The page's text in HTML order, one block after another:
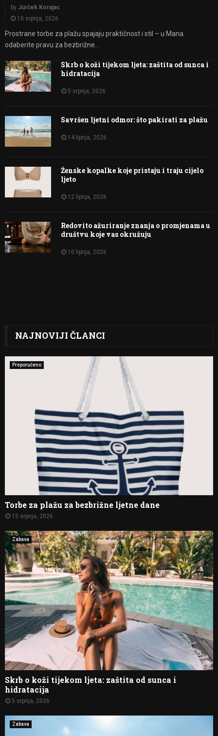
by Jurček Korajac
15 srpnja, 2026
Prostrane torbe za plažu spajaju praktičnost i stil – u Mana
odaberite pravu za bezbrižne...
Skrb o koži tijekom ljeta: zaštita od sunca i
hidratacija
5 srpnja, 2026
Savršen ljetni odmor: što pakirati za plažu
14 lipnja, 2026
Ženske kopalke koje pristaju i traju cijelo
ljeto
12 lipnja, 2026
Redovito ažuriranje znanja o promjenama u
društvu koje vas okružuju
10 lipnja, 2026
NAJNOVIJI ČLANCI
Preporučeno
Torbe za plažu za bezbrižne ljetne dane
15 srpnja, 2026
Zabava
Skrb o koži tijekom ljeta: zaštita od sunca i
hidratacija
5 srpnja, 2026
Zabava